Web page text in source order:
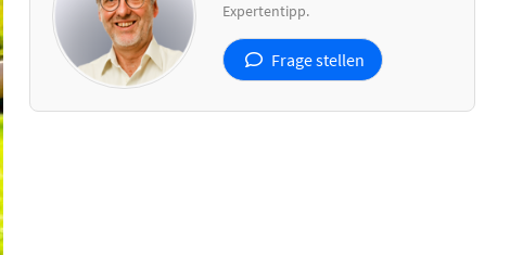
Expertentipp.
Frage stellen